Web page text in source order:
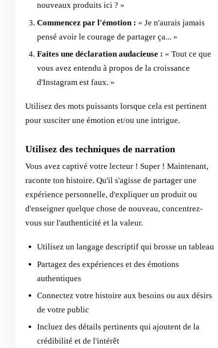
nouveaux produits ici ? »
Commencez par l'émotion : « Je n'aurais jamais
pensé avoir le courage de partager ça... »
Faites une déclaration audacieuse : « Tout ce que
vous avez entendu à propos de la croissance
d'Instagram est faux. »
Utilisez des mots puissants lorsque cela est pertinent
pour susciter une émotion et/ou une intrigue.
Utilisez des techniques de narration
Vous avez captivé votre lecteur ! Super ! Maintenant,
raconte ton histoire. Qu'il s'agisse de partager une
expérience personnelle, d'expliquer un produit ou
d'enseigner quelque chose de nouveau, concentrez-
vous sur l'authenticité et la valeur.
Utilisez un langage descriptif qui brosse un tableau
Partagez des expériences et des émotions
authentiques
Connectez votre histoire aux besoins ou aux désirs
de votre public
Incluez des détails pertinents qui ajoutent de la
crédibilité et de l'intérêt